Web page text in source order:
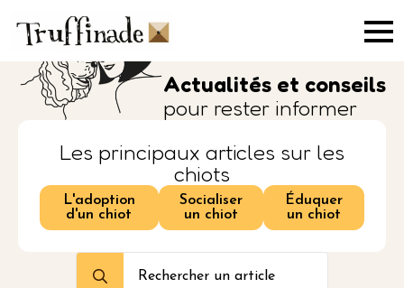
content
Actualités et conseils
pour rester informer
Les principaux articles sur les
chiots
L'adoption
d'un chiot
Socialiser
un chiot
Éduquer
un chiot
for: